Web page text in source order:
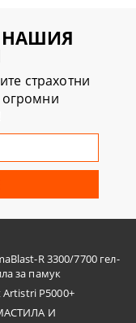
НАШИЯ
страхотни
огромни
R 3300/7700 гел-
за памук
P5000+
И